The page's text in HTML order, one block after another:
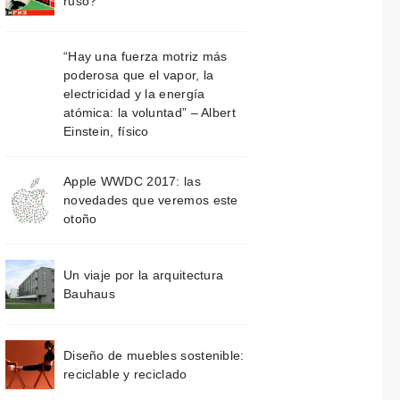
“Hay una fuerza motriz más
poderosa que el vapor, la
electricidad y la energía
atómica: la voluntad” – Albert
Einstein, físico
Apple WWDC 2017: las
novedades que veremos este
otoño
Un viaje por la arquitectura
Bauhaus
Diseño de muebles sostenible:
reciclable y reciclado